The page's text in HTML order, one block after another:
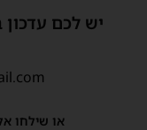
יש לכם עדכון
או שילחו